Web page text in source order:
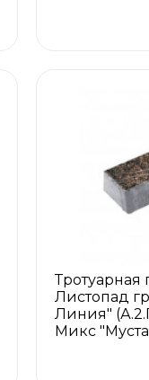
Тротуарная
Листопад
Линия"
Микс